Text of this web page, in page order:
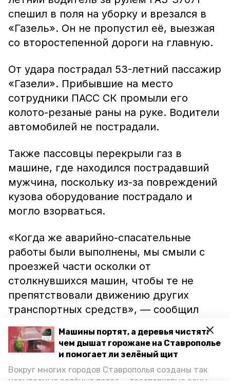
Машины портят, а деревья чистят:
чем дышат горожане на Ставрополье
и помогает ли зелёный щит
Вокруг многих городов Ставрополья созданы так
называемые зелёные пояса — лесопарковые зоны,
спешил в поля на уборку и врезался в
«Газель». Он не пропустил её, выезжая
со второстепенной дороги на главную.
От удара пострадал 53-летний пассажир
«Газели». Прибывшие на место
сотрудники ПАСС СК промыли его
колото-резаные раны на руке. Водители
автомобилей не пострадали.
Также пассовцы перекрыли газ в
машине, где находился пострадавший
мужчина, поскольку из-за повреждений
кузова оборудование пострадало и
могло взорваться.
«Когда же аварийно-спасательные
работы были выполнены, мы смыли с
проезжей части осколки от
столкнувшихся машин, чтобы те не
препятствовали движению других
транспортных средств», — сообщил
начальник ПЧ № 161 ПАСС СК села
Дмитриевского Александр Зинченко.
А до этого в аварии с тремя авто
пострадаличетыре ставропольца.